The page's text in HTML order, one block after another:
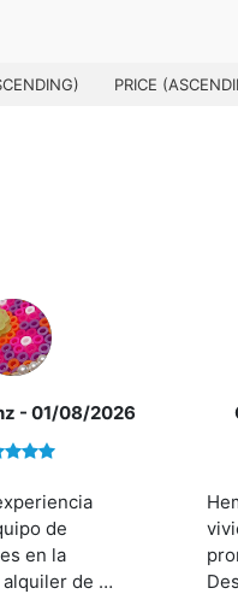
PRICE
- 01/08/2026
de
en la
de mi